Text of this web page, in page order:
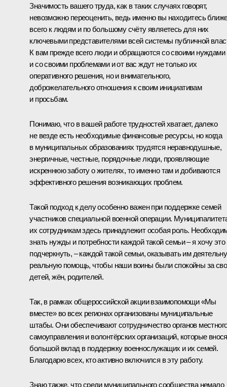
Значимость вашего труда, как в таких случаях говорят,
невозможно переоценить, ведь именно вы находитесь
всего к людям и по большому счёту являетесь для них
ключевыми представителями всей системы публичной
К вам прежде всего люди и обращаются со своими нуждами
и со своими проблемами и от вас ждут не только их
оперативного решения, но и внимательного,
доброжелательного отношения к своим инициативам
и просьбам.
Понимаю, что в вашей работе трудностей хватает, далеко
не везде есть необходимые финансовые ресурсы, но когда
в муниципальных образованиях трудятся неравнодушные,
энергичные, честные, порядочные люди, проявляющие
искреннюю заботу о жителях, то именно там и добиваются
эффективного решения возникающих проблем.
Такой подход к делу особенно важен при поддержке семей
участников специальной военной операции.
их сотрудникам здесь принадлежит особая роль.
знать нужды и потребности каждой такой семьи – я хочу это
подчеркнуть, – каждой такой семьи, оказывать им
реальную помощь, чтобы наши воины были спокойны за
детей, жён, родителей.
Так, в рамках общероссийской акции взаимопомощи «Мы
вместе» во всех регионах организованы муниципальные
штабы. Они обеспечивают сотрудничество органов
самоуправления и волонтёрских организаций, которые
большой вклад в поддержку военнослужащих и их семей.
Благодарю всех, кто активно включился в эту работу.
Знаю также, что среди муниципального сообщества немало